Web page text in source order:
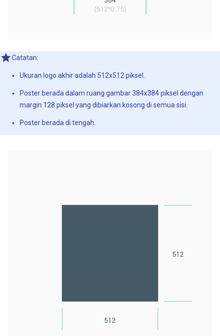
Catatan:
Ukuran logo akhir adalah 512x512 piksel.
Poster berada dalam ruang gambar 384x384 piksel dengan
margin 128 piksel yang dibiarkan kosong di semua sisi.
Poster berada di tengah.